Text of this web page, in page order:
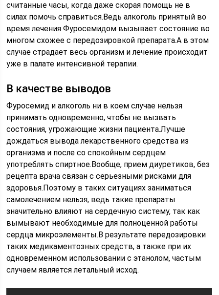
считанные часы, когда даже скорая помощь не в
силах помочь справиться.Ведь алкоголь принятый во
время лечения Фуросемидом вызывает состояние во
многом схожее с передозировкой препарата.А в этом
случае страдает весь организм и лечение происходит
уже в палате интенсивной терапии.
В качестве выводов
Фуросемид и алкоголь ни в коем случае нельзя
принимать одновременно, чтобы не вызвать
состояния, угрожающие жизни пациента.Лучше
дождаться вывода лекарственного средства из
организма и после со спокойным сердцем
употреблять спиртное.Вообще, прием диуретиков, без
рецепта врача связан с серьезными рисками для
здоровья.Поэтому в таких ситуациях заниматься
самолечением нельзя, ведь такие препараты
значительно влияют на сердечную систему, так как
вымывают необходимые для полноценной работы
сердца микроэлементы.В результате передозировки
таких медикаментозных средств, а также при их
одновременном использовании с этанолом, частым
случаем является летальный исход.